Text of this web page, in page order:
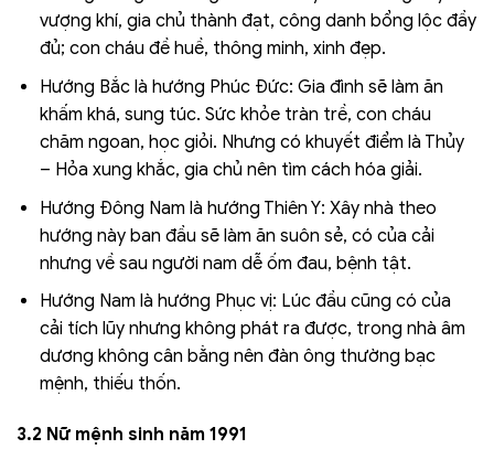
vượng khí, gia chủ thành đạt, công danh bổng lộc đầy
đủ; con cháu đề huề, thông minh, xinh đẹp.
Hướng Bắc là hướng Phúc Đức: Gia đình sẽ làm ăn
khấm khá, sung túc. Sức khỏe tràn trề, con cháu
chăm ngoan, học giỏi. Nhưng có khuyết điểm là Thủy
– Hỏa xung khắc, gia chủ nên tìm cách hóa giải.
Hướng Đông Nam là hướng Thiên Y: Xây nhà theo
hướng này ban đầu sẽ làm ăn suôn sẻ, có của cải
nhưng về sau người nam dễ ốm đau, bệnh tật.
Hướng Nam là hướng Phục vị: Lúc đầu cũng có của
cải tích lũy nhưng không phát ra được, trong nhà âm
dương không cân bằng nên đàn ông thường bạc
mệnh, thiếu thốn.
3.2 Nữ mệnh sinh năm 1991